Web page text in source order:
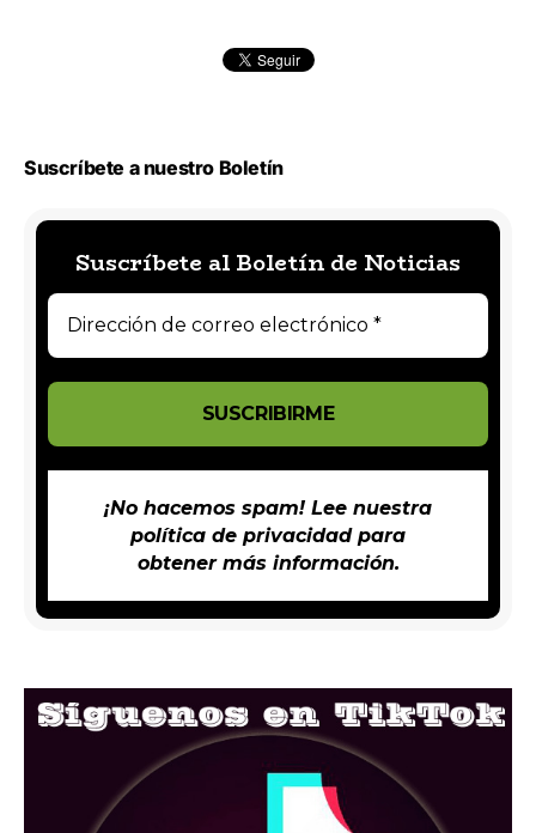
Suscríbete a nuestro Boletín
Suscríbete al Boletín de Noticias
¡No hacemos spam! Lee nuestra
política de privacidadpara
obtener más información.